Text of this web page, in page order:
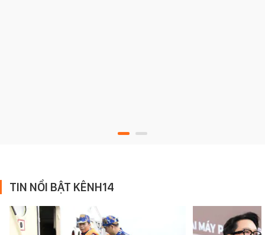
TIN NỔI BẬT KÊNH14